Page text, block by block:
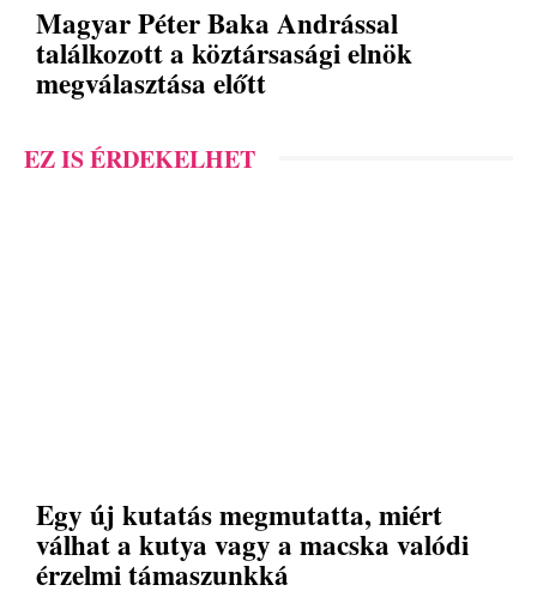
Magyar Péter Baka Andrással
találkozott a köztársasági elnök
megválasztása előtt
EZ IS ÉRDEKELHET
Egy új kutatás megmutatta, miért
válhat a kutya vagy a macska valódi
érzelmi támaszunkká